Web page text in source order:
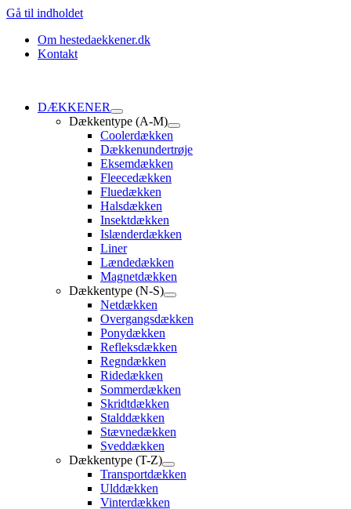
Gå til indholdet
Om hestedaekkener.dk
Kontakt
DÆKKENER
Dækkentype (A-M)
Coolerdækken
Dækkenundertrøje
Eksemdækken
Fleecedækken
Fluedækken
Halsdækken
Insektdækken
Islænderdækken
Liner
Lændedækken
Magnetdækken
Dækkentype (N-S)
Netdækken
Overgangsdækken
Ponydækken
Refleksdækken
Regndækken
Ridedækken
Sommerdækken
Skridtdækken
Stalddækken
Stævnedækken
Sveddækken
Dækkentype (T-Z)
Transportdækken
Ulddækken
Vinterdækken